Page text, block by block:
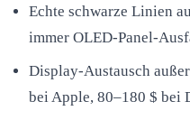
Echte schwarze Linien
immer OLED-Panel-
Display-Austausch
bei Apple, 80–180 $ bei